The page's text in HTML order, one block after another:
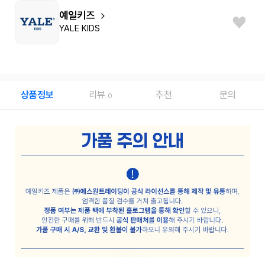
예일키즈
YALE KIDS
상품정보 리뷰 0 추천 문의